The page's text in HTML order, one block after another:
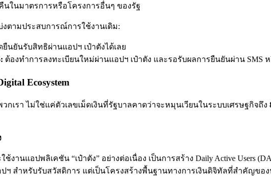
นในมาตรการหรือโครงการอื่นๆ ของรัฐ
ตามประสบการณ์การใช้งานเดิม:
นยันรับสิทธิผ่านแอปฯ เป๋าตังได้เลย
ต้องทำการลงทะเบียนใหม่ผ่านแอปฯ เป๋าตัง และรอรับผลการยืนยันผ่าน SMS
Ecosystem
เรา ไม่ใช่แค่ตัวเลขเม็ดเงินที่รัฐบาลคาดว่าจะหมุนเวียนในระบบเศรษฐกิจถึง
านแอปพลิเคชัน “เป๋าตัง” อย่างต่อเนื่อง เป็นการสร้าง Daily Active Users
ฯ สำหรับรับสวัสดิการ แต่เป็นโครงสร้างพื้นฐานทางการเงินดิจิทัลที่สำคัญขอ